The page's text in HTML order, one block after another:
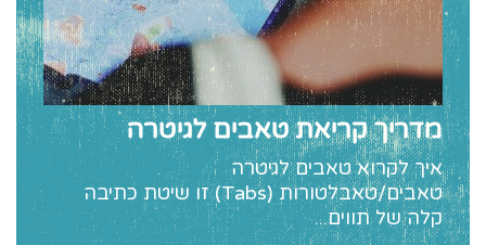
מדריך קריאת טאבים לגיטרה
איך לקרוא טאבים לגיטרה
טאבים/טאבלטורות (Tabs) זו שיטת כתיבה
קלה של תווים...